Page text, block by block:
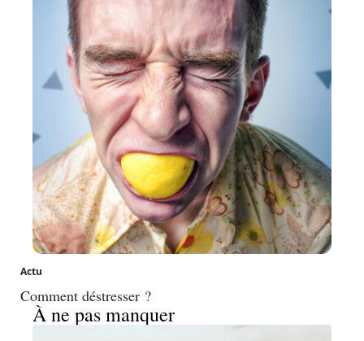
Actu
Comment déstresser ?
À ne pas manquer